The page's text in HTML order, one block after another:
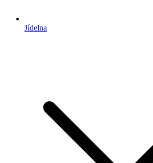
Jídelna